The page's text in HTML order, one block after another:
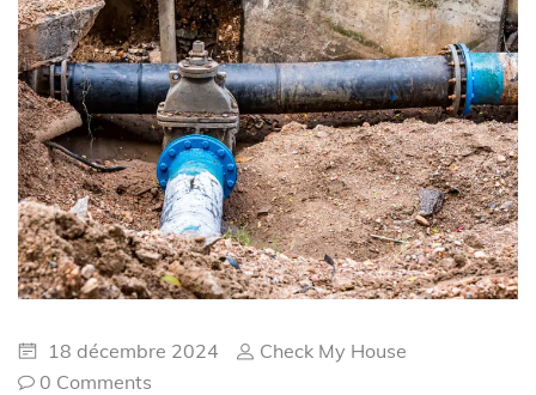
18 décembre 2024
Check My House
0 Comments